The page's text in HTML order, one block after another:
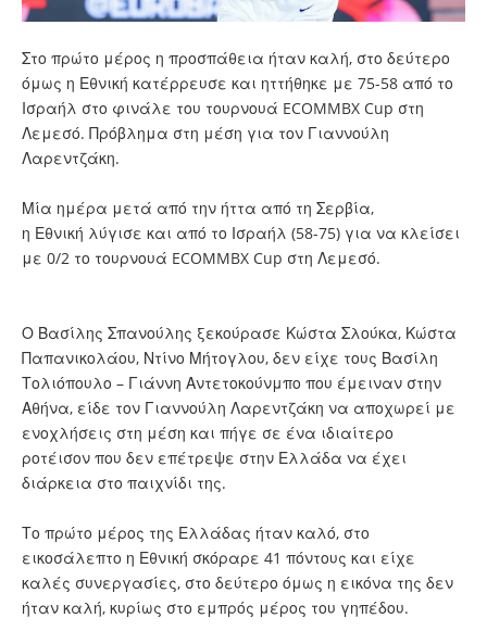
Στο πρώτο μέρος η προσπάθεια ήταν καλή, στο δεύτερο
όμως η Εθνική κατέρρευσε και ηττήθηκε με 75-58 από το
Ισραήλ στο φινάλε του τουρνουά ECOMMBX Cup στη
Λεμεσό. Πρόβλημα στη μέση για τον Γιαννούλη
Λαρεντζάκη.
Μία ημέρα μετά από την ήττα από τη Σερβία,
η Εθνική λύγισε και από το Ισραήλ (58-75) για να κλείσει
με 0/2 το τουρνουά ECOMMBX Cup στη Λεμεσό.
Ο Βασίλης Σπανούλης ξεκούρασε Κώστα Σλούκα, Κώστα
Παπανικολάου, Ντίνο Μήτογλου, δεν είχε τους Βασίλη
Τολιόπουλο – Γιάννη Αντετοκούνμπο που έμειναν στην
Αθήνα, είδε τον Γιαννούλη Λαρεντζάκη να αποχωρεί με
ενοχλήσεις στη μέση και πήγε σε ένα ιδιαίτερο
ροτέισον που δεν επέτρεψε στην Ελλάδα να έχει
διάρκεια στο παιχνίδι της.
Το πρώτο μέρος της Ελλάδας ήταν καλό, στο
εικοσάλεπτο η Εθνική σκόραρε 41 πόντους και είχε
καλές συνεργασίες, στο δεύτερο όμως η εικόνα της δεν
ήταν καλή, κυρίως στο εμπρός μέρος του γηπέδου.